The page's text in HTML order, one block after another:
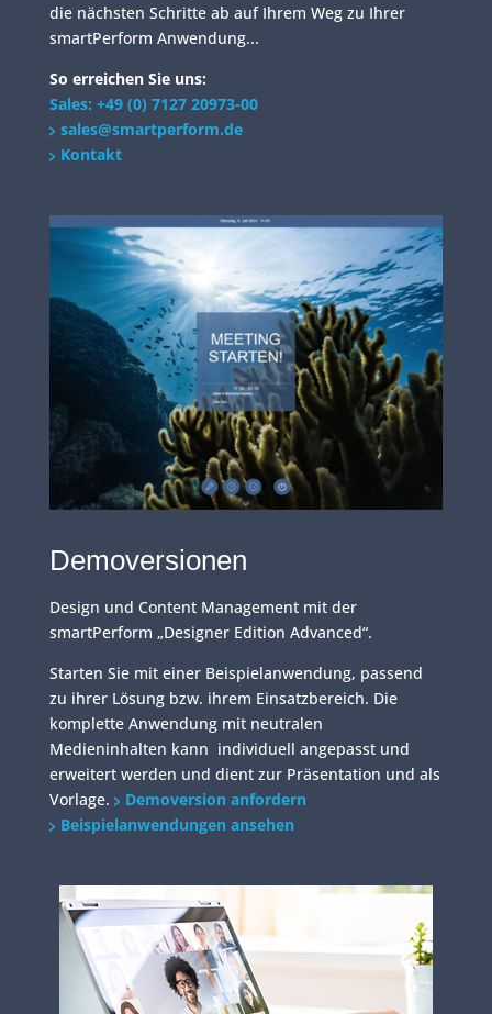
die nächsten Schritte ab auf Ihrem Weg zu Ihrer
smartPerform Anwendung...
So erreichen Sie uns:
Sales: +49 (0) 7127 20973-00
sales@smartperform.de
Kontakt
Demoversionen
Design und Content Management mit der
smartPerform „Designer Edition Advanced“.
Starten Sie mit einer Beispielanwendung, passend
zu ihrer Lösung bzw. ihrem Einsatzbereich. Die
komplette Anwendung mit neutralen
Medieninhalten kann individuell angepasst und
erweitert werden und dient zur Präsentation und als
Vorlage.
Demoversion anfordern
Beispielanwendungen ansehen